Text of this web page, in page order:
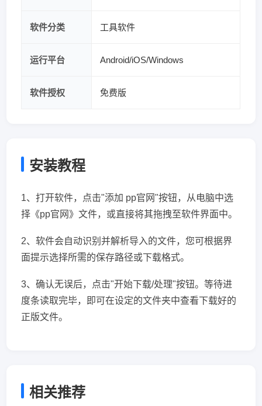
软件分类 工具软件
运行平台 Android/iOS/Windows
软件授权 免费版
安装教程
1、打开软件，点击"添加 pp官网"按钮，从电脑中选
择《pp官网》文件，或直接将其拖拽至软件界面中。
2、软件会自动识别并解析导入的文件，您可根据界
面提示选择所需的保存路径或下载格式。
3、确认无误后，点击"开始下载/处理"按钮。等待进
度条读取完毕，即可在设定的文件夹中查看下载好的
正版文件。
相关推荐